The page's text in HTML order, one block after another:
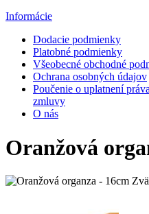
Informácie
Dodacie podmienky
Platobné podmienky
Všeobecné obchodné
Ochrana osobných údajov
Poučenie o uplatnení
zmluvy
O nás
Oranžová